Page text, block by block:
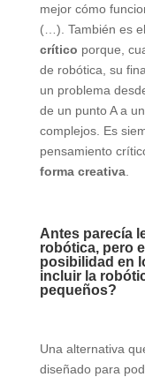
mejor cómo
(…). También es
crítico porque,
de robótica, su
un problema
de un punto A a
complejos. Es
pensamiento
forma creativa.
Antes parecía
robótica, pero
posibilidad en
incluir la
pequeños?
Una alternativa
diseñado para